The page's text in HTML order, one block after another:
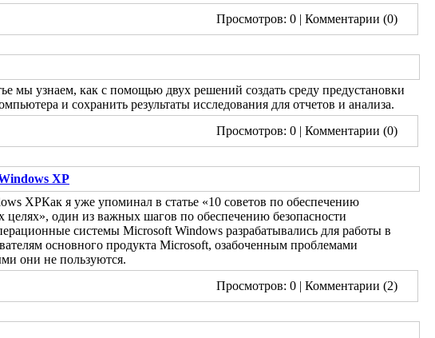
Просмотров: 0 | Комментарии (0)
мы узнаем, как с помощью двух решений создать среду предустановки
и сохранить результаты исследования для отчетов и анализа.
Просмотров: 0 | Комментарии (0)
XP
Как я уже упоминал в статье «10 советов по обеспечению
один из важных шагов по обеспечению безопасности
системы Microsoft Windows разрабатывались для работы в
основного продукта Microsoft, озабоченным проблемами
они не пользуются.
Просмотров: 0 | Комментарии (2)